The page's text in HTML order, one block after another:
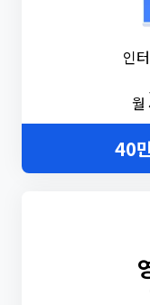
인
월
40